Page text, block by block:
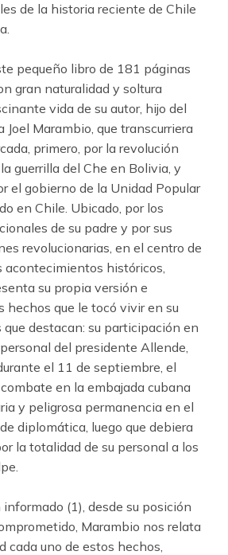
de la historia reciente de Chile
pequeño libro de 181 páginas
gran naturalidad y soltura
vida de su autor, hijo del
Marambio, que transcurriera
primero, por la revolución
guerrilla del Che en Bolivia, y
el gobierno de la Unidad Popular
en Chile. Ubicado, por los
de su padre y por sus
revolucionarias, en el centro de
históricos,
su propia versión e
hechos que le tocó vivir en su
que destacan: su participación en
del presidente Allende,
el 11 de septiembre, el
en la embajada cubana
y peligrosa permanencia en el
diplomática, luego que debiera
la totalidad de su personal a los
(1), desde su posición
Marambio nos relata
cada uno de estos hechos,